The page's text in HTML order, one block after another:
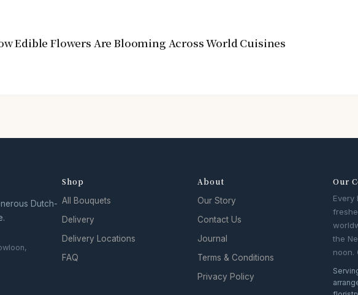
Edible Flowers Are Blooming Across World Cuisines
Dutch-
Shop
All Bouquets
Delivery
Delivery Locations
FAQ
About
Our Story
Contact Us
Journal
Terms & Conditions
Privacy Policy
Our
Every
the
noon.